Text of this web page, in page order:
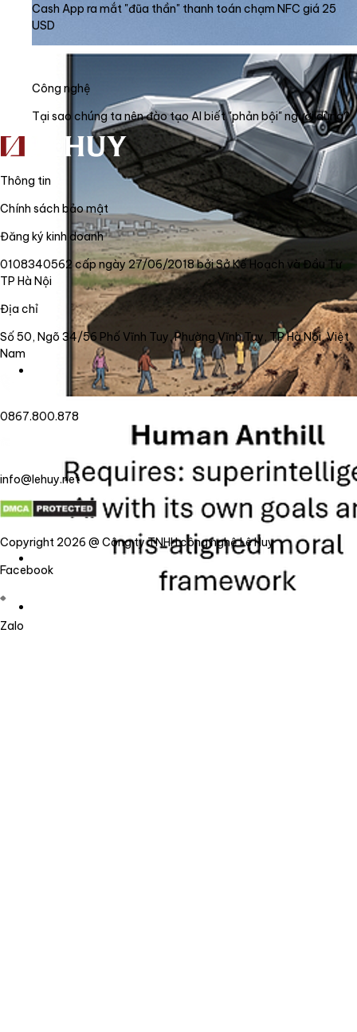
Cash App ra mắt "đũa thần" thanh toán chạm NFC giá 25
USD
Công nghệ
Tại sao chúng ta nên đào tạo AI biết "phản bội" người dùng?
Thông tin
Chính sách bảo mật
Đăng ký kinh doanh
0108340562 cấp ngày 27/06/2018 bởi Sở Kế Hoạch và Đầu Tư
TP Hà Nội
Địa chỉ
Số 50, Ngõ 34/56 Phố Vĩnh Tuy, Phường Vĩnh Tuy, TP Hà Nội, Việt
Nam
0867.800.878
info@lehuy.net
Copyright 2026 @ Công ty TNHH công nghệ Lê Huy
Facebook
Zalo